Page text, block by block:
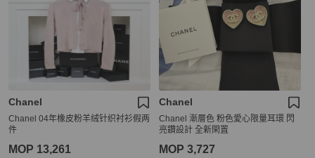
Chanel
Chanel 04年橡皮粉羊绒针织衬衫假两
件
MOP 13,261
Chanel
Chanel 漸層色 粉色愛心限量耳環 閃
亮鑽設計 全新閑置
MOP 3,727